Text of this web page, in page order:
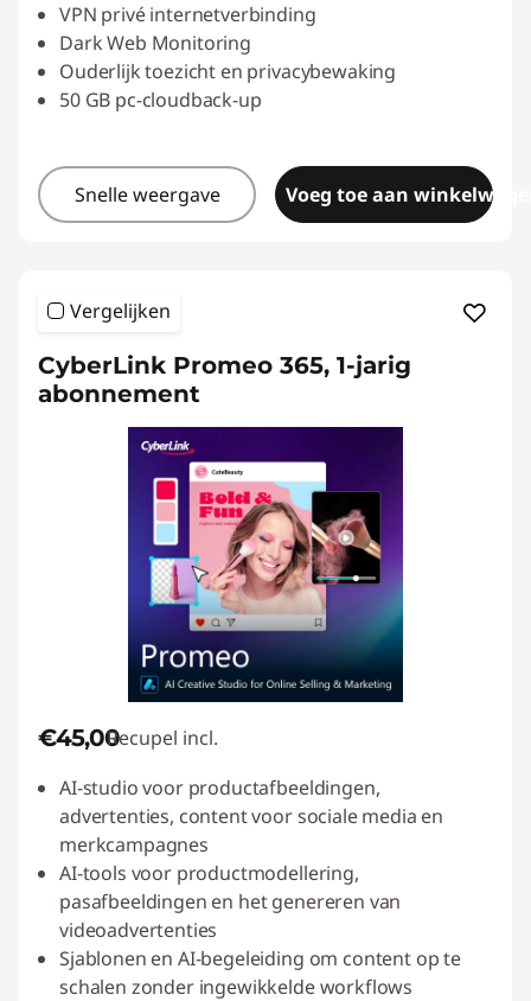
VPN privé internetverbinding
Dark Web Monitoring
Ouderlijk toezicht en privacybewaking
50 GB pc-cloudback-up
Snelle weergave Voeg toe aan
Vergelijken
CyberLink Promeo 365, 1-jarig
abonnement
€45,00Recupel incl.
AI-studio voor productafbeeldingen,
advertenties, content voor sociale media en
merkcampagnes
AI-tools voor productmodellering,
pasafbeeldingen en het genereren van
videoadvertenties
Sjablonen en AI-begeleiding om content op te
schalen zonder ingewikkelde workflows